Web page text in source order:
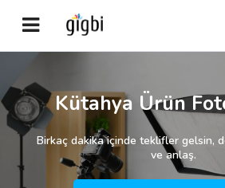
Anasayfa
Giriş Yap
Kayıt Ol
Kütahya Ürün
Birkaç dakika içinde teklifler gelsin,
ve anlaş.